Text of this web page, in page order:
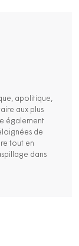
apolitique,
aux plus
également
de
tout en
dans